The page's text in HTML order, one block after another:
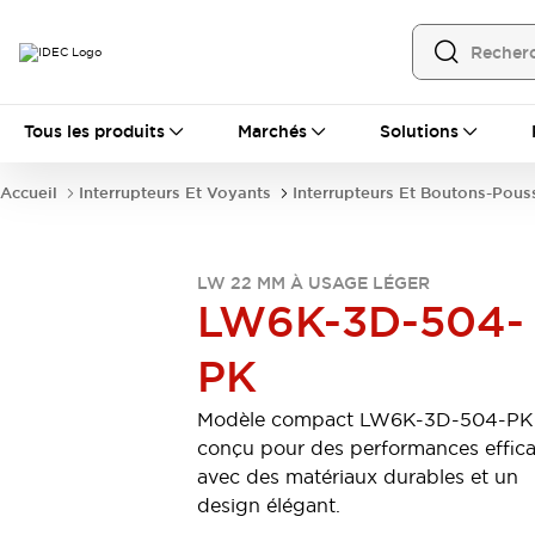
Tous les produits Marchés Solutions
Tous les produits
Automatisation
Équipements Ethernet industriels
Alimentations électriques
Dispositifs de connexion
Relais et Minuteurs
Auto-identification Tout explorer
Interrupteurs et voyants
Interrupteurs et boutons-poussoirs
Accueil Interrupteurs Et Voyants Interrupteurs Et Boutons-
LW 22 MM À USAGE LÉGER
LW6K-3D-504-
PK
Modèle compact LW6K-3D-504-PK
conçu pour des performances
avec des matériaux durables et un
design élégant.